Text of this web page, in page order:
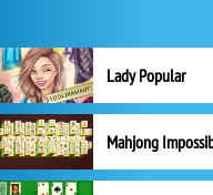
Lady Popular
Mahjong